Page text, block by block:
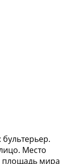
Место
площадь мира